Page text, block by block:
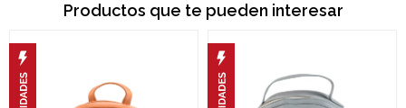
Productos que te pueden interesar